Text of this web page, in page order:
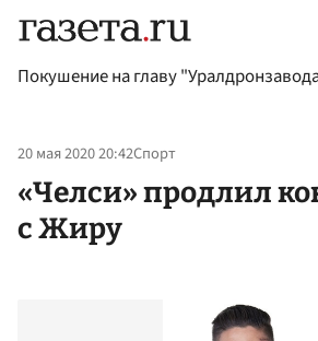
Покушение на главу
20 мая 2020 20:42Спорт
«Челси» продлил
с Жиру